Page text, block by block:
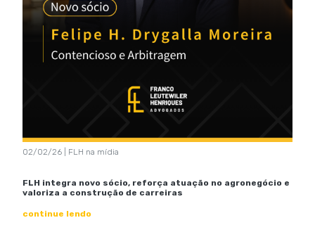
02/02/26 | FLH na mídia
FLH integra novo sócio, reforça atuação no agronegócio e
valoriza a construção de carreiras
continue lendo